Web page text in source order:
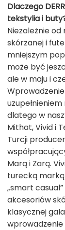
Dlaczego
tekstylia i
Niezależnie
skórzanej i
mniejszym
może być
ale w maju i
dlatego w
Mithat, Vivid i
Turcji
Marą i Zarą.
turecką
„smart
akcesoriów
klasycznej
wprowadzenie